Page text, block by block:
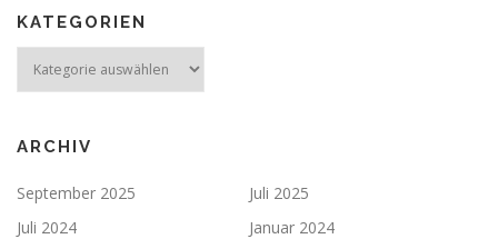
KATEGORIEN
ARCHIV
September 2025
Juli 2025
Juli 2024
Januar 2024